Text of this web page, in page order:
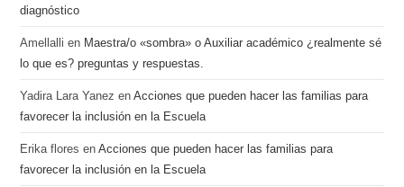
diagnóstico
Amellalli en Maestra/o «sombra» o Auxiliar académico ¿realmente sé
lo que es? preguntas y respuestas.
Yadira Lara Yanez enAcciones que pueden hacer las familias para
favorecer la inclusión en la Escuela
Erika flores enAcciones que pueden hacer las familias para
favorecer la inclusión en la Escuela